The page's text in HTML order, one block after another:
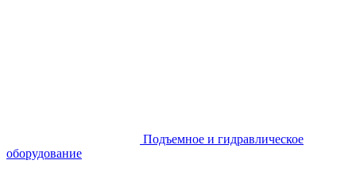
Подъемное и гидравлическое
оборудование